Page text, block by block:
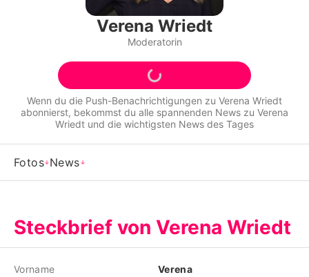
Alle Themen auf Promiflash
Jobs
App runterladen
Team
Impressum
Nutzungsbedingungen
Utiq verwalten
Verena Wriedt
Moderatorin
Wenn du die Push-Benachrichtigungen zu Verena Wriedt
abonnierst, bekommst du alle spannenden News zu Verena
Wriedt und die wichtigsten News des Tages
Fotos News
Steckbrief von Verena Wriedt
Vorname Verena